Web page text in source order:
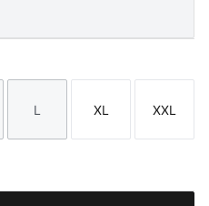
Taille
L
Taille
XL
Taille
XXL